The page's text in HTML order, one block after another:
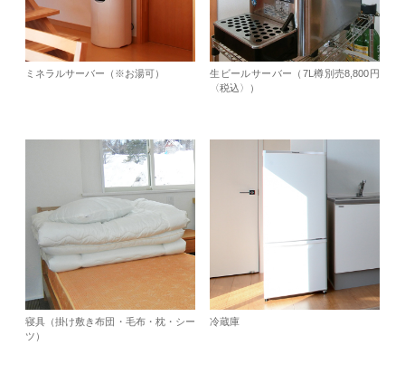
ミネラルサーバー（※お湯可）
生ビールサーバー（7L樽別売8,800円
〈税込〉）
寝具（掛け敷き布団・毛布・枕・シー
ツ）
冷蔵庫